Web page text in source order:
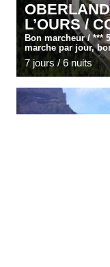
L’OURS /
Bon marcheur / ***
marche par jour,
7 jours / 6 nuits